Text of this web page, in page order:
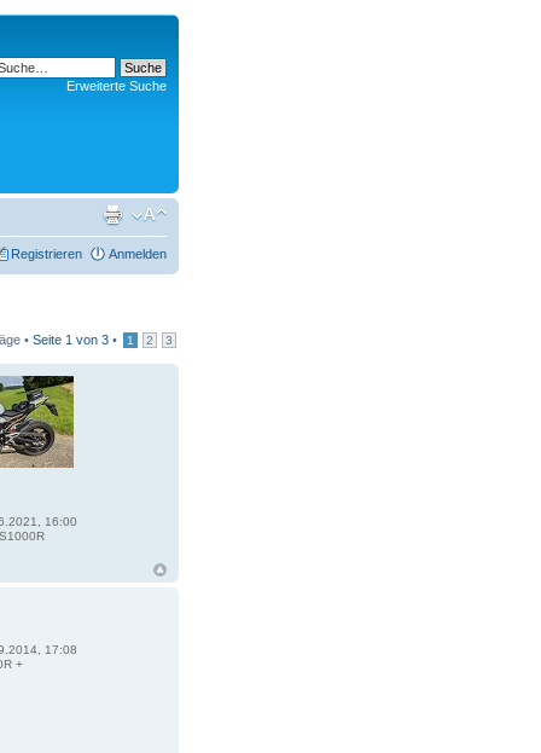
Erweiterte Suche
Registrieren Anmelden
• Seite 1 von 3 • 1 2 3
16:00
17:08
+